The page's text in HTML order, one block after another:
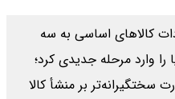
کالاهای اساسی به سه
را وارد مرحله جدیدی کرد؛
سختگیرانه‌تر بر منشأ کالا